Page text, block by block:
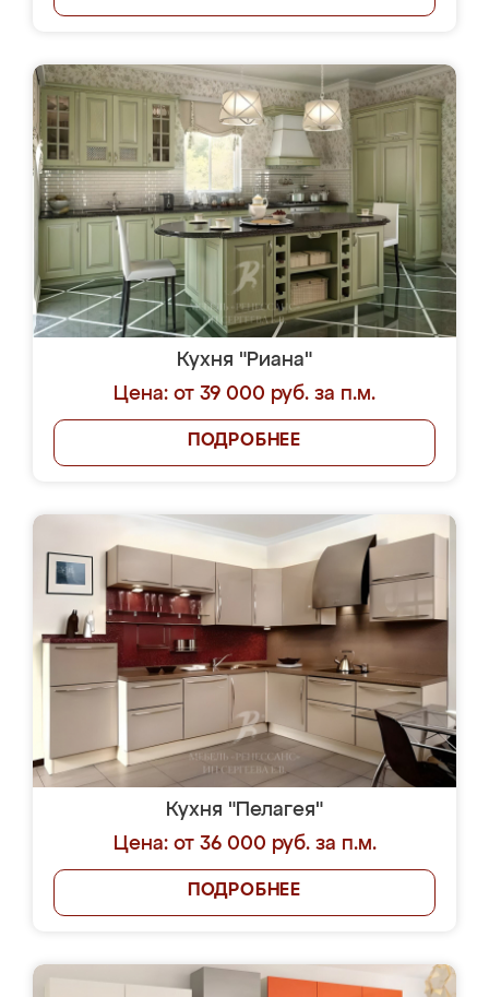
Кухня "Риана"
Цена: от 39 000 руб. за п.м.
ПОДРОБНЕЕ
Кухня "Пелагея"
Цена: от 36 000 руб. за п.м.
ПОДРОБНЕЕ